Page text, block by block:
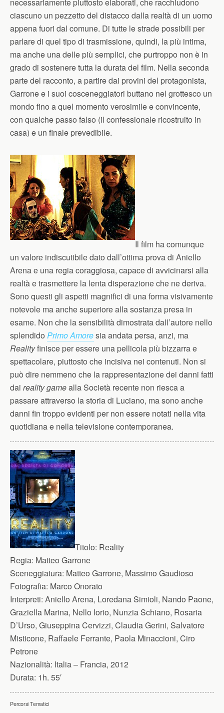
ciascuno un pezzetto del distacco dalla realtà di un uomo
appena fuori dal comune. Di tutte le strade possibili per
parlare di quel tipo di trasmissione, quindi, la più intima,
ma anche una delle più semplici, che purtroppo non è in
grado di sostenere tutta la durata del film. Nella seconda
parte del racconto, a partire dai provini del protagonista,
Garrone e i suoi cosceneggiatori buttano nel grottesco un
mondo fino a quel momento verosimile e convincente,
con qualche passo falso (il confessionale ricostruito in
casa) e un finale prevedibile.
Il film ha comunque
un valore indiscutibile dato dall’ottima prova di Aniello
Arena e una regia coraggiosa, capace di avvicinarsi alla
realtà e trasmettere la lenta disperazione che ne deriva.
Sono questi gli aspetti magnifici di una forma visivamente
notevole ma anche superiore alla sostanza presa in
esame. Non che la sensibilità dimostrata dall’autore nello
splendido Primo Amoresia andata persa, anzi, ma
Realityfinisce per essere una pellicola più bizzarra e
spettacolare, piuttosto che incisiva nei contenuti. Non si
può dire nemmeno che la rappresentazione dei danni fatti
dai reality gamealla Società recente non riesca a
passare attraverso la storia di Luciano, ma sono anche
danni fin troppo evidenti per non essere notati nella vita
quotidiana e nella televisione contemporanea.
Titolo: Reality
Regia: Matteo Garrone
Sceneggiatura: Matteo Garrone, Massimo Gaudioso
Fotografia: Marco Onorato
Interpreti: Aniello Arena, Loredana Simioli, Nando Paone,
Graziella Marina, Nello Iorio, Nunzia Schiano, Rosaria
D’Urso, Giuseppina Cervizzi, Claudia Gerini, Salvatore
Misticone, Raffaele Ferrante, Paola Minaccioni, Ciro
Petrone
Nazionalità: Italia – Francia, 2012
Durata: 1h. 55′
Percorsi Tematici